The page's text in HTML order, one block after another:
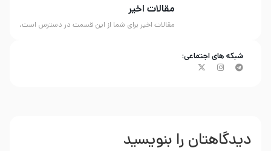
مقالات اخیر
مقالات اخیر برای شما از این قسمت در دسترس است.
شبکه های اجتماعی:
دیدگاهتان را بنویسید